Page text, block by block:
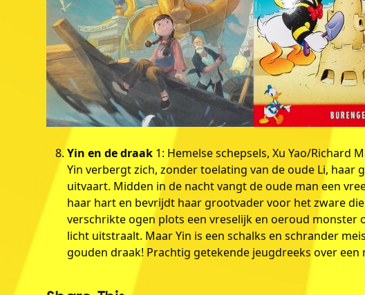
Yin en de draak 1: Hemelse schepsels, Xu Yao/Richard
Yin verbergt zich, zonder toelating van de oude Li, haar
uitvaart. Midden in de nacht vangt de oude man een
haar hart en bevrijdt haar grootvader voor het zware
verschrikte ogen plots een vreselijk en oeroud
licht uitstraalt. Maar Yin is een schalks en schrander
gouden draak! Prachtig getekende jeugdreeks over een